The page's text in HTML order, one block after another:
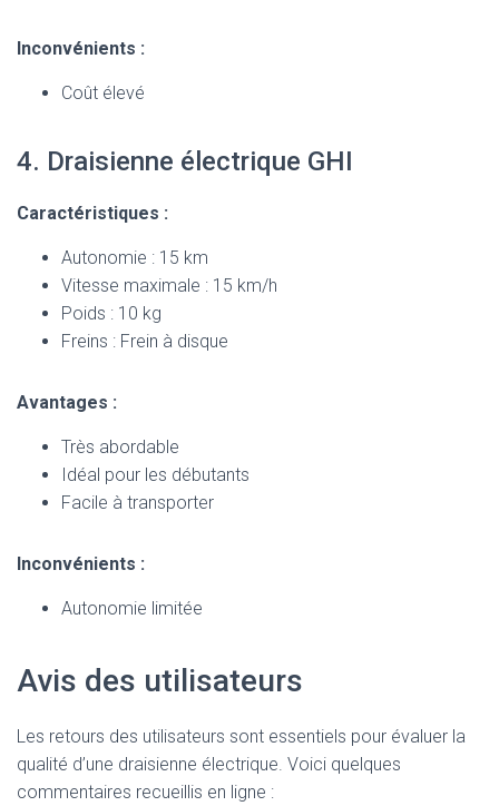
Inconvénients :
Coût élevé
4. Draisienne électrique GHI
Caractéristiques :
Autonomie : 15 km
Vitesse maximale : 15 km/h
Poids : 10 kg
Freins : Frein à disque
Avantages :
Très abordable
Idéal pour les débutants
Facile à transporter
Inconvénients :
Autonomie limitée
Avis des utilisateurs
Les retours des utilisateurs sont essentiels pour évaluer la
qualité d’une draisienne électrique. Voici quelques
commentaires recueillis en ligne :